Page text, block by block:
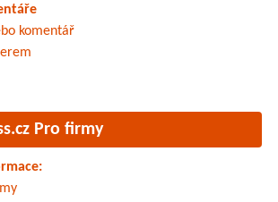
komentář
Pro firmy